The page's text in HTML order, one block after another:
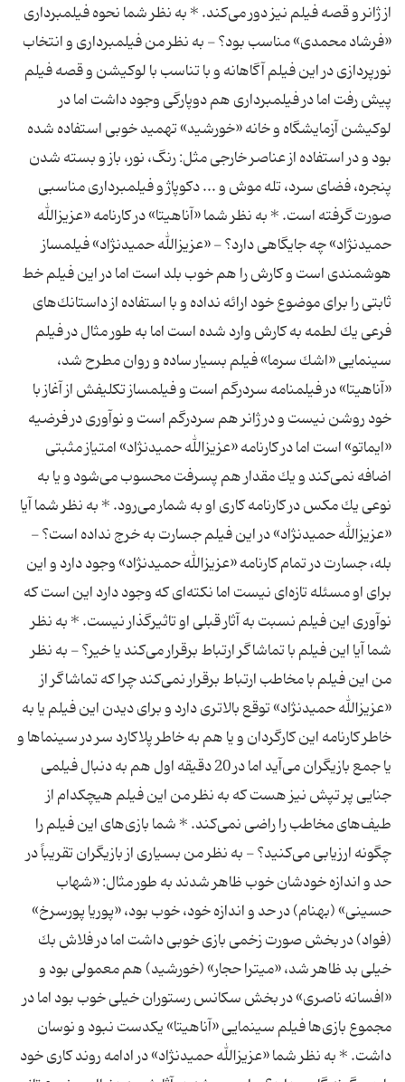
از ژانر و قصه فیلم نیز دور می‌كند. * به نظر شما نحوه فیلمبرداری
«فرشاد محمدی» مناسب بود؟ - به نظر من فیلمبرداری و انتخاب
نورپردازی در این فیلم آگاهانه و با تناسب با لوكیشن و قصه فیلم
پیش رفت اما در فیلمبرداری هم دوپارگی وجود داشت اما در
لوكیشن آزمایشگاه و خانه «خورشید» تهمید خوبی استفاده شده
بود و در استفاده از عناصر خارجی مثل: رنگ، نور، باز و بسته شدن
پنجره، فضای سرد، تله موش و ... دكوپاژ و فیلمبرداری مناسبی
صورت گرفته است. * به نظر شما «آناهیتا» در كارنامه «عزیزالله
حمیدنژاد» چه جایگاهی دارد؟ - «عزیزالله حمیدنژاد» فیلمساز
هوشمندی است و كارش را هم خوب بلد است اما در این فیلم خط
ثابتی را برای موضوع خود ارائه نداده و با استفاده از داستانك‌های
فرعی یك لطمه به كارش وارد شده است اما به طور مثال در فیلم
سینمایی «اشك سرما» فیلم بسیار ساده و روان مطرح شد،
«آناهیتا» در فیلمنامه سردرگم است و فیلمساز تكلیفش از آغاز با
خود روشن نیست و در ژانر هم سردرگم است و نوآوری در فرضیه
«ایماتو» است اما در كارنامه «عزیزالله حمیدنژاد» امتیاز مثبتی
اضافه نمی‌كند و یك مقدار هم پسرفت محسوب می‌شود و یا به
نوعی یك مكس در كارنامه كاری او به شمار می‌رود. * به نظر شما آیا
«عزیزالله حمیدنژاد» در این فیلم جسارت به خرج نداده است؟ -
بله، جسارت در تمام كارنامه «عزیزالله حمیدنژاد» وجود دارد و این
برای او مسئله تازه‌ای نیست اما نكته‌ای كه وجود دارد این است كه
نوآوری این فیلم نسبت به آثار قبلی او تاثیرگذار نیست. * به نظر
شما آیا این فیلم با تماشاگر ارتباط برقرار می‌كند یا خیر؟ - به نظر
من این فیلم با مخاطب ارتباط برقرار نمی‌كند چرا كه تماشاگر از
«عزیزالله حمیدنژاد» توقع بالاتری دارد و برای دیدن این فیلم یا به
خاطر كارنامه این كارگردان و یا هم به خاطر پلاكارد سر در سینماها و
یا جمع بازیگران می‌آید اما در 20 دقیقه اول هم به دنبال فیلمی
جنایی پر تپش نیز هست كه به نظر من این فیلم هیچكدام از
طیف‌های مخاطب را راضی نمی‌كند. * شما بازی‌های این فیلم را
چگونه ارزیابی می‌كنید؟ - به نظر من بسیاری از بازیگران تقریباً در
حد و اندازه خودشان خوب ظاهر شدند به طور مثال: «شهاب
حسینی» (بهنام) در حد و اندازه خود، خوب بود، «پوریا پورسرخ»
(فواد) در بخش صورت زخمی بازی خوبی داشت اما در فلاش بك
خیلی بد ظاهر شد، «میترا حجار» (خورشید) هم معمولی بود و
«افسانه ناصری» در بخش سكانس رستوران خیلی خوب بود اما در
مجموع بازی‌ها فیلم سینمایی «آناهیتا» یكدست نبود و نوسان
داشت. * به نظر شما «عزیزالله حمیدنژاد» در ادامه روند كاری خود